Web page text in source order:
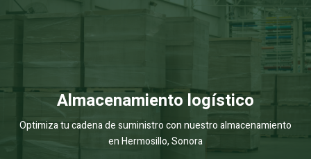
Almacenamiento logístico
Optimiza tu cadena de suministro con nuestro almacenamiento
en Hermosillo, Sonora